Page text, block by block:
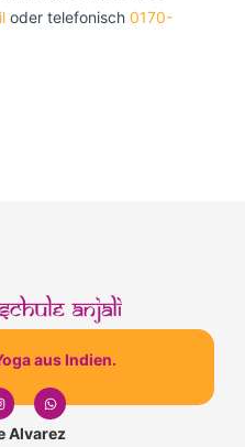
oder telefonisch 0170-
aus Indien.
Alvarez